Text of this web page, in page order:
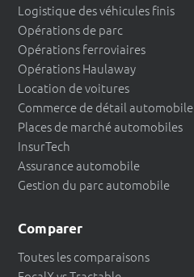
Logistique des véhicules finis
Opérations de parc
Opérations ferroviaires
Opérations Haulaway
Location de voitures
Commerce de détail automobile
Places de marché automobiles
InsurTech
Assurance automobile
Gestion du parc automobile
Comparer
Toutes les comparaisons